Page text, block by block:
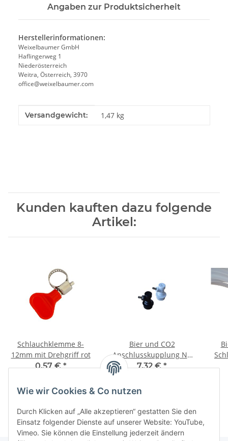
Wie wir Cookies & Co nutzen
Durch Klicken auf „Alle akzeptieren“ gestatten Sie den
Einsatz folgender Dienste auf unserer Website: YouTube,
Vimeo. Sie können die Einstellung jederzeit ändern
Angaben zur Produktsicherheit
Herstellerinformationen:
Weixelbaumer GmbH
Haflingerweg 1
Niederösterreich
Weitra, Österreich, 3970
office@weixelbaumer.com
Produkteigenschaft
Wert
Versandgewicht: 1,47 kg
Kunden kauften dazu folgende
Artikel:
Schlauchklemme 8-
12mm mit Drehgriff rot
0,57 €*
Bier und CO2
Anschlusskupplung NC
mit Tülle
7,32 €*